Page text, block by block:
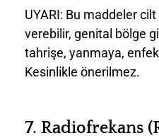
UYARI: Bu maddeler
verebilir, genital bölge
tahrişe, yanmaya,
Kesinlikle önerilmez.
7. Radiofrekans